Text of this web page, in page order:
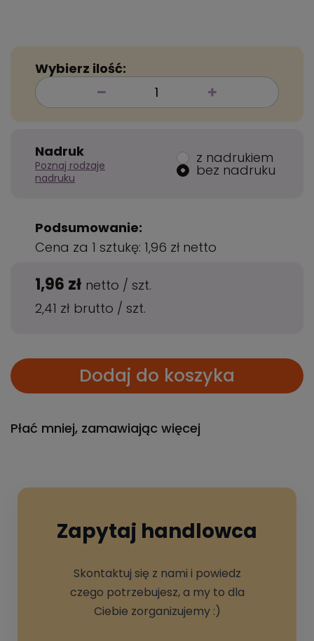
Wybierz ilość:
Nadruk
Poznaj rodzaje
nadruku
z nadrukiem
bez nadruku
Podsumowanie:
Cena za 1 sztukę: 1,96 zł netto
1,96 zł netto / szt.
2,41 zł brutto / szt.
Dodaj do koszyka
Płać mniej, zamawiając więcej
Zapytaj handlowca
Skontaktuj się z nami i powiedz
czego potrzebujesz, a my to dla
Ciebie zorganizujemy :)